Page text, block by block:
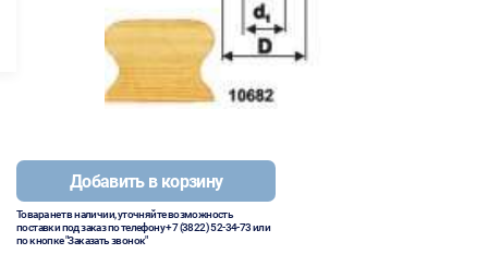
Добавить в корзину
Товара нет в наличии, уточняйте возможность
поставки под заказ по телефону+7 (3822) 52-34-73или
по кнопке "Заказать звонок"